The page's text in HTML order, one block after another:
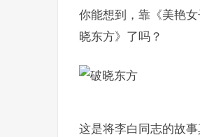
你能想到，靠《美艳
晓东方》了吗？
这是将李白同志的故